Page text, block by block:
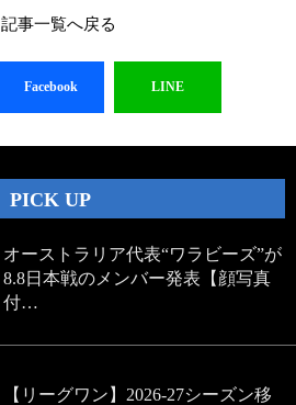
記事一覧へ戻る
Facebook LINE
PICK UP
オーストラリア代表“ワラビーズ”が
8.8日本戦のメンバー発表【顔写真
付…
【リーグワン】2026-27シーズン移